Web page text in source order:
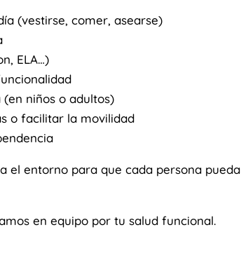
(vestirse, comer, asearse)
ELA…)
niños o adultos)
o facilitar la movilidad
el entorno para que cada persona pueda
en equipo por tu salud funcional.